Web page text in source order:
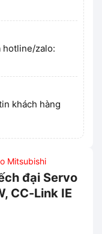
hotline/zalo:
khách hàng
Mitsubishi
đại Servo
CC-Link IE